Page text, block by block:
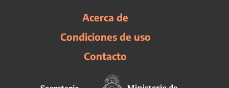
Acerca de
Condiciones de uso
Contacto